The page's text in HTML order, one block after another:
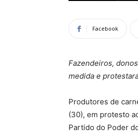
Facebook
Fazendeiros,
medida e
Produtores de
(30), em protesto
Partido do Poder